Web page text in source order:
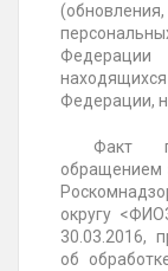
Федерации,
Факт
обращением
округу
30.03.2016,
об